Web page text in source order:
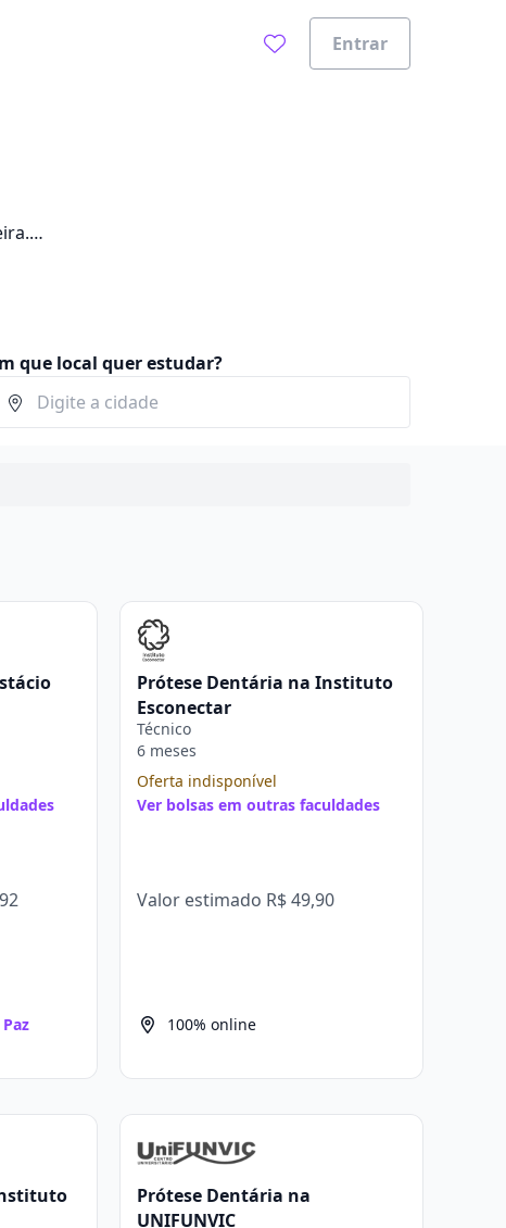
Entrar
que local quer estudar?
Prótese Dentária na Instituto
Esconectar
Técnico
6 meses
Oferta indisponível
Ver bolsas em outras faculdades
Valor estimado R$ 49,90
100% online
Prótese Dentária na
UNIFUNVIC